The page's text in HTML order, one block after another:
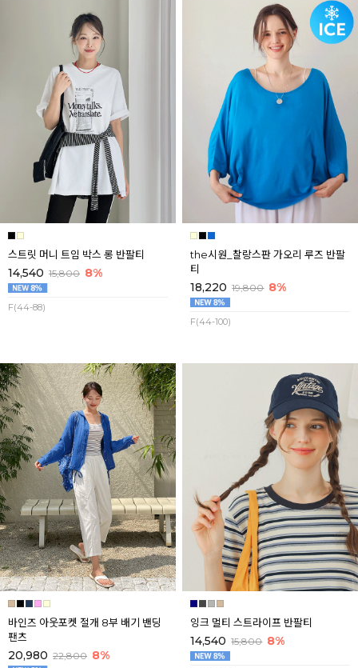
스트릿 머니 트임 박스 롱 반팔티
14,540 15,800 8%
F(44-88)
the시원_찰랑스판 가오리 루즈 반팔
티
18,220 19,800 8%
F(44-100)
바인즈 아웃포켓 절개 8부 배기 밴딩
팬츠
20,980 22,800 8%
잉크 멀티 스트라이프 반팔티
14,540 15,800 8%